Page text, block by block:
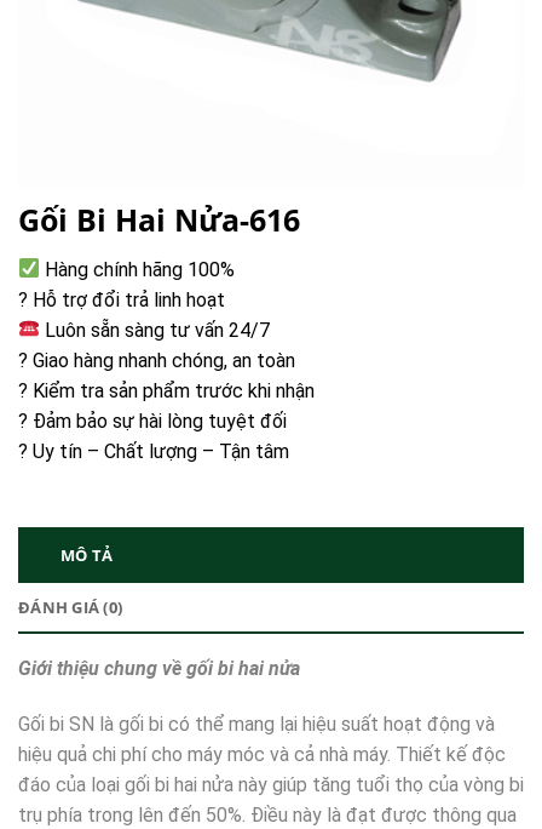
Gối Bi Hai Nửa-616
Hàng chính hãng 100%
? Hỗ trợ đổi trả linh hoạt
Luôn sẵn sàng tư vấn 24/7
? Giao hàng nhanh chóng, an toàn
? Kiểm tra sản phẩm trước khi nhận
? Đảm bảo sự hài lòng tuyệt đối
? Uy tín – Chất lượng – Tận tâm
MÔ TẢ
ĐÁNH GIÁ (0)
Giới thiệu chung về gối bi hai nửa
Gối bi SN là gối bi có thể mang lại hiệu suất hoạt động và
hiệu quả chi phí cho máy móc và cả nhà máy. Thiết kế độc
đáo của loại gối bi hai nửa này giúp tăng tuổi thọ của vòng bi
trụ phía trong lên đến 50%. Điều này là đạt được thông qua